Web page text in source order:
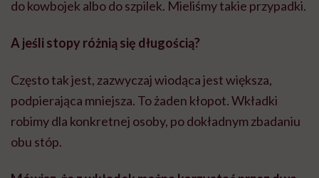
do kowbojek albo do szpilek. Mieliśmy takie przypadki.
A jeśli stopy różnią się długością?
Często tak jest, zazwyczaj wiodąca jest większa,
podpierająca mniejsza. To żaden kłopot. Wkładki
robimy dla konkretnej osoby, po dokładnym zbadaniu
obu stóp.